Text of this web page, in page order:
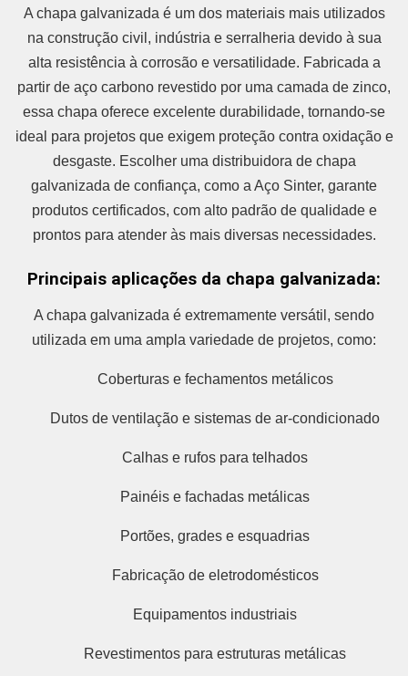
A chapa galvanizada é um dos materiais mais utilizados
na construção civil, indústria e serralheria devido à sua
alta resistência à corrosão e versatilidade. Fabricada a
partir de aço carbono revestido por uma camada de zinco,
essa chapa oferece excelente durabilidade, tornando-se
ideal para projetos que exigem proteção contra oxidação e
desgaste. Escolher uma distribuidora de chapa
galvanizada de confiança, como a Aço Sinter, garante
produtos certificados, com alto padrão de qualidade e
prontos para atender às mais diversas necessidades.
Principais aplicações da chapa galvanizada:
A chapa galvanizada é extremamente versátil, sendo
utilizada em uma ampla variedade de projetos, como:
Coberturas e fechamentos metálicos
Dutos de ventilação e sistemas de ar-condicionado
Calhas e rufos para telhados
Painéis e fachadas metálicas
Portões, grades e esquadrias
Fabricação de eletrodomésticos
Equipamentos industriais
Revestimentos para estruturas metálicas